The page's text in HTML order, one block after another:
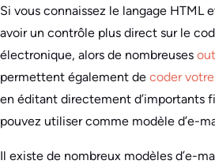
Si vous connaissez le langage HTML
avoir un contrôle plus direct sur le
électronique, alors de nombreuses
permettent également de coder
en éditant directement d’importants
pouvez utiliser comme modèle d’e-
Il existe de nombreux modèles d’e-